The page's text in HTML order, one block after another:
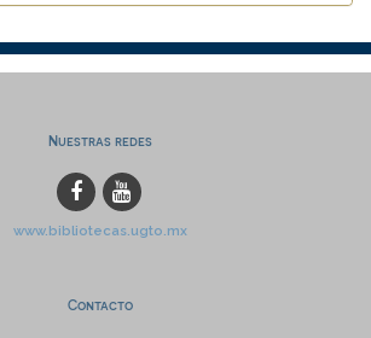
Nuestras redes
www.bibliotecas.ugto.mx
Contacto